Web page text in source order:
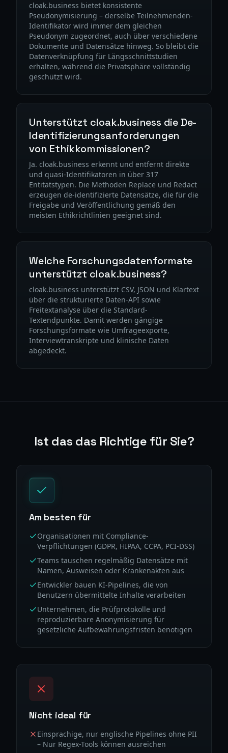
cloak.business bietet konsistente
Pseudonymisierung – derselbe Teilnehmenden-
Identifikator wird immer dem gleichen
Pseudonym zugeordnet, auch über verschiedene
Dokumente und Datensätze hinweg. So bleibt die
Datenverknüpfung für Längsschnittstudien
erhalten, während die Privatsphäre vollständig
geschützt wird.
Unterstützt cloak.business die De-
Identifizierungsanforderungen
von Ethikkommissionen?
Ja. cloak.business erkennt und entfernt direkte
und quasi-Identifikatoren in über 317
Entitätstypen. Die Methoden Replace und Redact
erzeugen de-identifizierte Datensätze, die für die
Freigabe und Veröffentlichung gemäß den
meisten Ethikrichtlinien geeignet sind.
Welche Forschungsdatenformate
unterstützt cloak.business?
cloak.business unterstützt CSV, JSON und Klartext
über die strukturierte Daten-API sowie
Freitextanalyse über die Standard-
Textendpunkte. Damit werden gängige
Forschungsformate wie Umfrageexporte,
Interviewtranskripte und klinische Daten
abgedeckt.
Ist das das Richtige für Sie?
Am besten für
Organisationen mit Compliance-
Verpflichtungen (GDPR, HIPAA, CCPA, PCI-DSS)
Teams tauschen regelmäßig Datensätze mit
Namen, Ausweisen oder Krankenakten aus
Entwickler bauen KI-Pipelines, die von
Benutzern übermittelte Inhalte verarbeiten
Unternehmen, die Prüfprotokolle und
reproduzierbare Anonymisierung für
gesetzliche Aufbewahrungsfristen benötigen
Nicht ideal für
Einsprachige, nur englische Pipelines ohne PII
– Nur Regex-Tools können ausreichen